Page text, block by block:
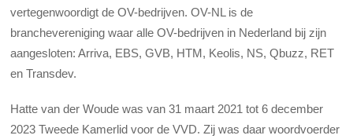
vertegenwoordigt de OV-bedrijven. OV-NL is de
branchevereniging waar alle OV-bedrijven in Nederland bij zijn
aangesloten: Arriva, EBS, GVB, HTM, Keolis, NS, Qbuzz, RET
en Transdev.
Hatte van der Woude was van 31 maart 2021 tot 6 december
2023 Tweede Kamerlid voor de VVD. Zij was daar woordvoerder